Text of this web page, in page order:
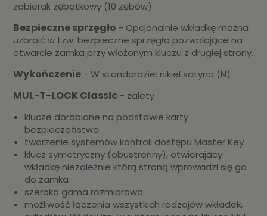
zabierak zębatkowy (10 zębów).
Bezpieczne sprzęgło - Opcjonalnie wkładkę można
uzbroić w tzw. bezpieczne sprzęgło pozwalające na
otwarcie zamka przy włożonym kluczu z drugiej strony.
Wykończenie - W standardzie: nikiel satyna (N)
MUL-T-LOCK Classic - zalety
klucze dorabiane na podstawie karty
bezpieczeństwa
tworzenie systemów kontroli dostępu Master Key
klucz symetryczny (obustronny), otwierający
wkładkę niezależnie którą stroną wprowadzi się go
do zamka
szeroka gama rozmiarowa
możliwość łączenia wszystkich rodzajów wkładek,